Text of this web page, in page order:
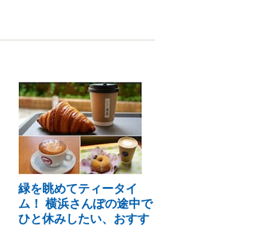
緑を眺めてティータイ
ム！ 横浜さんぽの途中で
ひと休みしたい、おすす